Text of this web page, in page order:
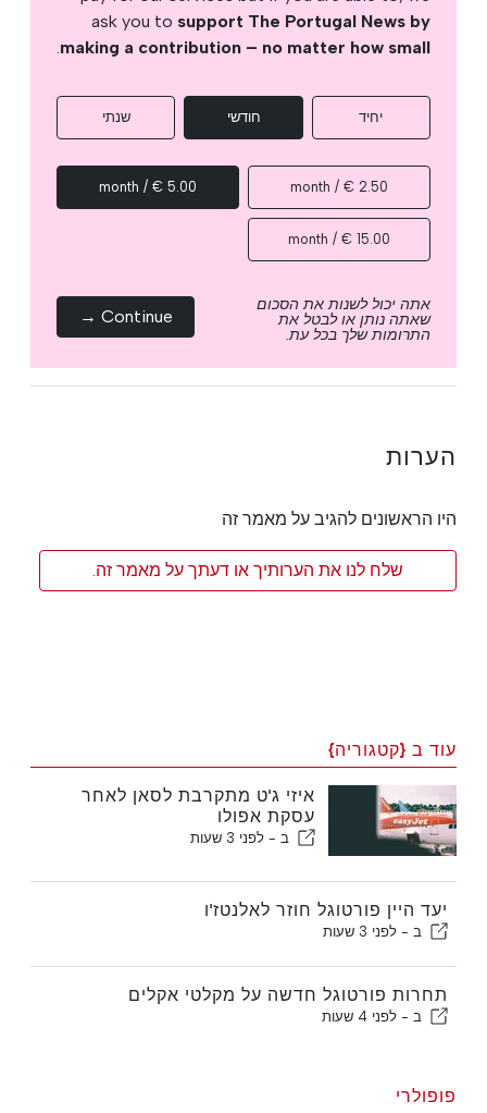
ask you to support The Portugal News by
making a contribution – no matter how small
.
יחיד חודשי שנתי
2.50 € / month
5.00 € / month
15.00 € / month
אתה יכול לשנות את הסכום
שאתה נותן או לבטל את
התרומות שלך בכל עת.
Continue →
הערות
היו הראשונים להגיב על מאמר זה
שלח לנו את הערותיך או דעתך על מאמר זה.
עוד ב {קטגוריה}
איזי ג'ט מתקרבת לסאן לאחר
עסקת אפולו
ב - לפני 3 שעות
יעד היין פורטוגל חוזר לאלנטז'ו
ב - לפני 3 שעות
תחרות פורטוגל חדשה על מקלטי אקלים
ב - לפני 4 שעות
פופולרי